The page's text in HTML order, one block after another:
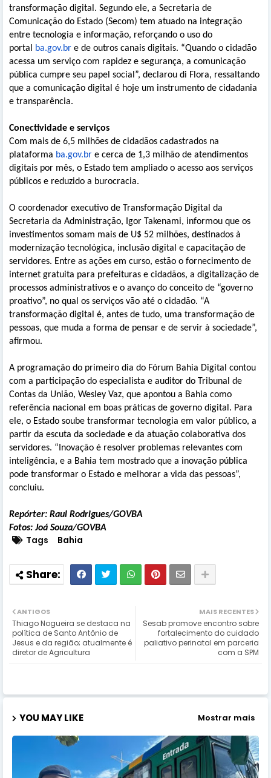
transformação digital. Segundo ele, a Secretaria de
Comunicação do Estado (Secom) tem atuado na integração
entre tecnologia e informação, reforçando o uso do
portal
ba.gov.br e de outros canais digitais. “Quando o cidadão
acessa um serviço com rapidez e segurança, a comunicação
pública cumpre seu papel social”, declarou di Flora, ressaltando
que a comunicação digital é hoje um instrumento de cidadania
e transparência.
Conectividade e serviços
Com mais de 6,5 milhões de cidadãos cadastrados na
plataforma ba.gov.br e cerca de 1,3 milhão de atendimentos
digitais por mês, o Estado tem ampliado o acesso aos serviços
públicos e reduzido a burocracia.
O coordenador executivo de Transformação Digital da
Secretaria da Administração, Igor Takenami, informou que os
investimentos somam mais de U$ 52 milhões, destinados à
modernização tecnológica, inclusão digital e capacitação de
servidores. Entre as ações em curso, estão o fornecimento de
internet gratuita para prefeituras e cidadãos, a digitalização de
processos administrativos e o avanço do conceito de “governo
proativo”, no qual os serviços vão até o cidadão. “A
transformação digital é, antes de tudo, uma transformação de
pessoas, que muda a forma de pensar e de servir à sociedade”,
afirmou.
A programação do primeiro dia do Fórum Bahia Digital contou
com a participação do especialista e auditor do Tribunal de
Contas da União, Wesley Vaz, que apontou a Bahia como
referência nacional em boas práticas de governo digital. Para
ele, o Estado soube transformar tecnologia em valor público, a
partir da escuta da sociedade e da atuação colaborativa dos
servidores. “Inovação é resolver problemas relevantes com
inteligência, e a Bahia tem mostrado que a inovação pública
pode transformar o Estado e melhorar a vida das pessoas”,
concluiu.
Repórter: Raul Rodrigues/GOVBA
Fotos: Joá Souza/GOVBA
Tags Bahia
MAIS RECENTES
Sesab promove encontro sobre
fortalecimento do cuidado
paliativo perinatal em parceria
com a SPM
ANTIGOS
Thiago Nogueira se destaca na
política de Santo Antônio de
Jesus e da região; atualmente é
diretor de Agricultura
YOU MAY LIKE Mostrar mais